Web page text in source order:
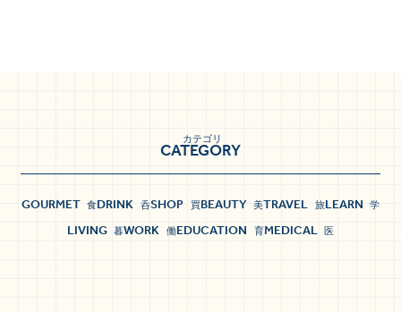
CATEGORY
カテゴリ
GOURMET 食DRINK 呑SHOP 買BEAUTY 美TRAVEL 旅LEARN 学
LIVING 暮WORK 働EDUCATION 育MEDICAL 医